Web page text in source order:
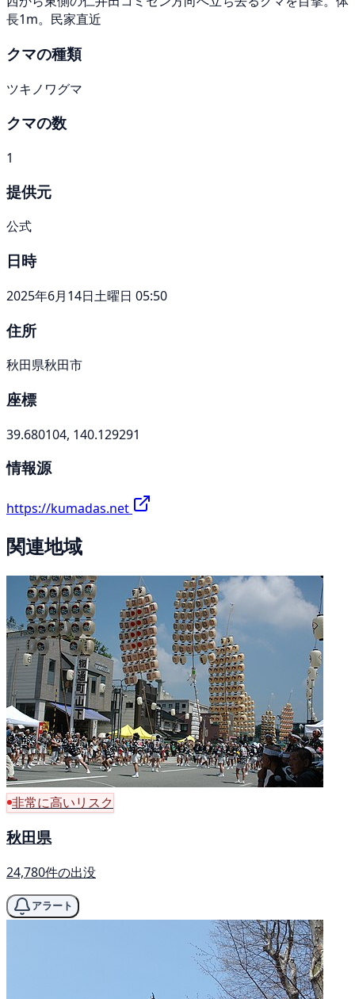
長1m。民家直近
クマの種類
ツキノワグマ
クマの数
1
提供元
公式
日時
2025年6月14日土曜日 05:50
住所
秋田県秋田市
座標
39.680104, 140.129291
情報源
https://kumadas.net
関連地域
非常に高いリスク
秋田県
24,780件の出没
アラート